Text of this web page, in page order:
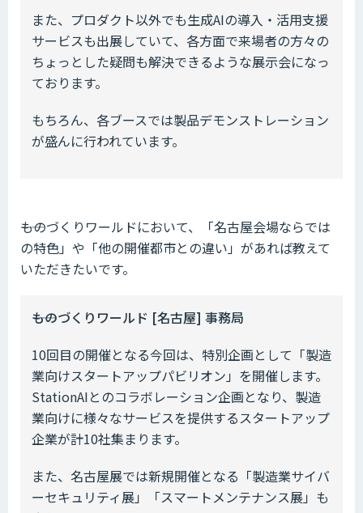
また、プロダクト以外でも生成AIの導入・活用支援
サービスも出展していて、各方面で来場者の方々の
ちょっとした疑問も解決できるような展示会になっ
ております。
もちろん、各ブースでは製品デモンストレーション
が盛んに行われています。
――ものづくりワールドにおいて、「名古屋会場ならでは
の特色」や「他の開催都市との違い」があれば教えて
いただきたいです。
――ものづくりワールド [名古屋] 事務局
10回目の開催となる今回は、特別企画として「製造
業向けスタートアップパビリオン」を開催します。
StationAIとのコラボレーション企画となり、製造
業向けに様々なサービスを提供するスタートアップ
企業が計10社集まります。
また、名古屋展では新規開催となる「製造業サイバ
ーセキュリティ展」「スマートメンテナンス展」も